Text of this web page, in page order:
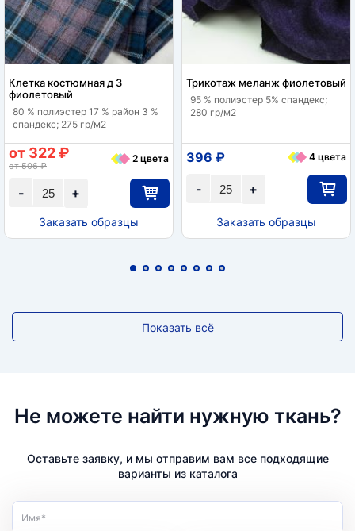
Клетка костюмная д 3
фиолетовый
80 % полиэстер 17 % район 3 %
спандекс; 275 гр/м2
+
-
от 322 ₽
от 506 ₽
2 цвета
Заказать образцы
Трикотаж меланж фиолетовый
95 % полиэстер 5% спандекс;
280 гр/м2
+
-
396 ₽ 4 цвета
Заказать образцы
Показать всё
Не можете найти нужную ткань?
Оставьте заявку, и мы отправим вам все подходящие
варианты из каталога
Имя*